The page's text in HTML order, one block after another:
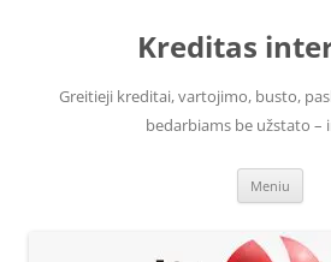
Kreditas
Greitieji kreditai, vartojimo, busto,
bedarbiams be užstato –
Meniu